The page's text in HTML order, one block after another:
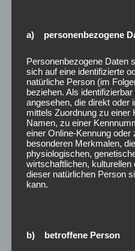
Verunreinigungen. Senden
Zubehör und mit allen
uns zurück. Verwenden
Umverpackung. Wenn Sie
mehr besitzen, sorgen Sie
Verpackung für einen
Transportschäden, um
wegen Beschädigungen
Verpackung zu vermeiden.
4.4 Senden Sie die Ware
tragen sind.
a) personenbezogene
Personenbezogene Daten
sich auf eine identifizierte
natürliche Person (im
beziehen. Als
angesehen, die direkt oder
mittels Zuordnung zu einer
Namen, zu einer
einer Online-Kennung
besonderen Merkmalen,
physiologischen,
wirtschaftlichen, kulturellen
dieser natürlichen Person
kann.
b) betroffene Person